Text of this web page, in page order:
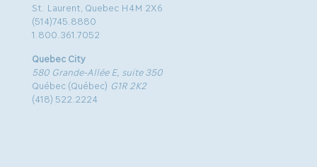
St. Laurent, Quebec H4M 2X6
(514)745.8880
1.800.361.7052
Quebec City
580 Grande-Allée E, suite 350
Québec (Québec) G1R 2K2
(418) 522.2224